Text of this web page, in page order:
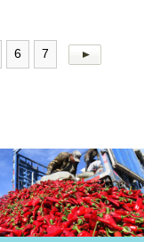
6 7